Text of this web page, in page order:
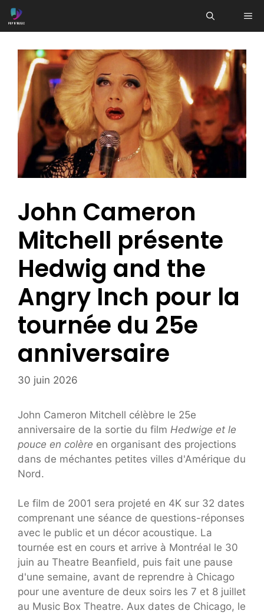
Aller
au
John Cameron
Mitchell présente
Hedwig and the
Angry Inch pour la
tournée du 25e
anniversaire
30 juin 2026
John Cameron Mitchell célèbre le 25e
anniversaire de la sortie du film Hedwige et le
pouce en colère en organisant des projections
dans de méchantes petites villes d'Amérique du
Nord.
Le film de 2001 sera projeté en 4K sur 32 dates
comprenant une séance de questions-réponses
avec le public et un décor acoustique. La
tournée est en cours et arrive à Montréal le 30
juin au Theatre Beanfield, puis fait une pause
d'une semaine, avant de reprendre à Chicago
pour une aventure de deux soirs les 7 et 8 juillet
au Music Box Theatre. Aux dates de Chicago, le